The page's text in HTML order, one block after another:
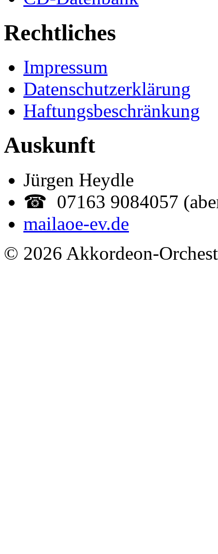
Rechtliches
Impressum
Datenschutzerklärung
Haftungsbeschränkung
Auskunft
Jürgen Heydle
☎ 07163 9084057
mailaoe-ev.de
© 2026 Akkordeon-